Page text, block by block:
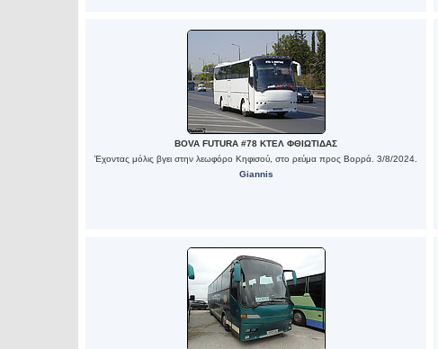
BOVA FUTURA #78 ΚΤΕΛ ΦΘΙΩΤΙΔΑΣ
Έχοντας μόλις βγει στην λεωφόρο Κηφισού, στο ρεύμα προς Βορρά. 3/8/2024.
Giannis